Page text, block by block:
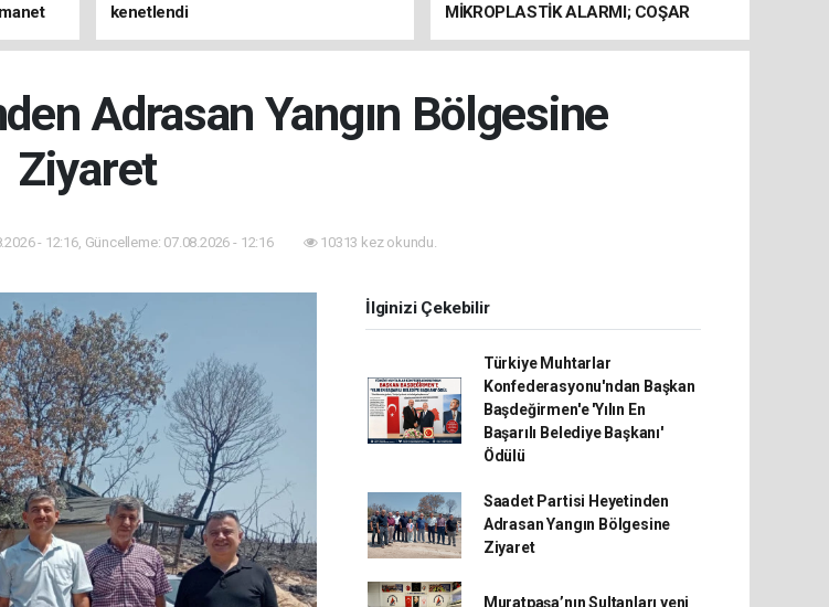
kenetlendi
MİKROPLASTİK ALARMI; COŞAR
BAKANLIĞA HAREKETE GEÇİN
Adrasan Yangın Bölgesine
Ziyaret
- 12:16, Güncelleme: 07.08.2026 - 12:16 10313 kez okundu.
İlginizi Çekebilir
Türkiye Muhtarlar
Konfederasyonu'ndan Başkan
Başdeğirmen'e 'Yılın En
Başarılı Belediye Başkanı'
Ödülü
Saadet Partisi Heyetinden
Adrasan Yangın Bölgesine
Ziyaret
Muratpaşa’nın Sultanları yeni